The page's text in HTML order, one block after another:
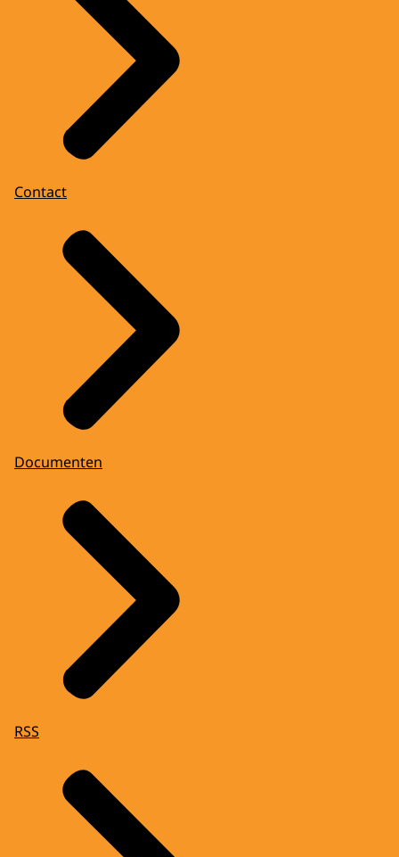
Contact
Documenten
RSS